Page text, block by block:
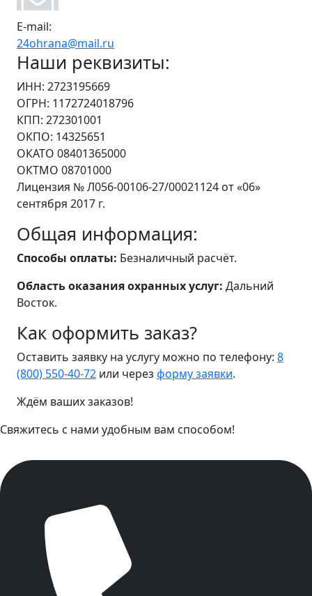
E-mail:
24ohrana@mail.ru
Наши реквизиты:
ИНН: 2723195669
ОГРН: 1172724018796
КПП: 272301001
ОКПО: 14325651
ОКАТО 08401365000
ОКТМО 08701000
Лицензия № Л056-00106-27/00021124 от «06»
сентября 2017 г.
Общая информация:
Способы оплаты: Безналичный расчёт.
Область оказания охранных услуг: Дальний
Восток.
Как оформить заказ?
Оставить заявку на услугу можно по телефону: 8
(800) 550-40-72 или через форму заявки.
Ждём ваших заказов!
Свяжитесь с нами удобным вам способом!